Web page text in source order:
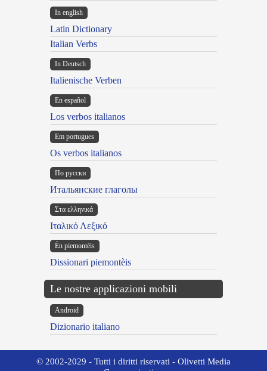
In english
Latin Dictionary
Italian Verbs
In Deutsch
Italienische Verben
En español
Los verbos italianos
Em portugues
Os verbos italianos
По русски
Итальянские глаголы
Στα ελληνικά
Ιταλικό Λεξικό
Ën piemontèis
Dissionari piemontèis
Le nostre applicazioni mobili
Android
Dizionario italiano
© 2002-2029 - Tutti i diritti riservati - Olivetti Media